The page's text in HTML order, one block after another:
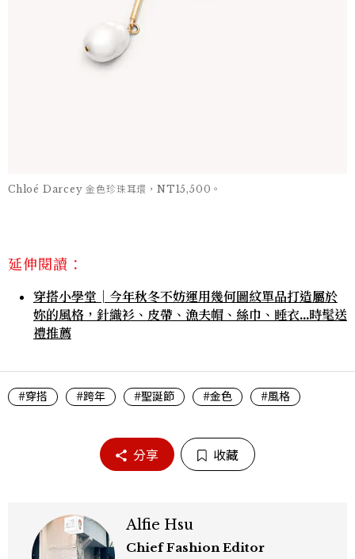
Chloé Darcey 金色珍珠耳環，NT15,500。
延伸閱讀：
穿搭小學堂│今年秋冬不妨運用幾何圖紋單品打造屬於
妳的風格，針織衫、皮帶、漁夫帽、絲巾、睡衣…時髦送
禮推薦
#穿搭 #跨年 #聖誕節 #金色 #風格
分享 收藏
Alfie Hsu
Chief Fashion Editor